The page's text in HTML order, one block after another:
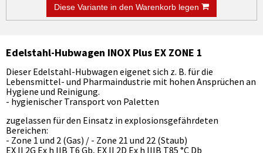
Diese Variante in den Warenkorb legen
Edelstahl-Hubwagen INOX Plus EX ZONE 1
Dieser Edelstahl-Hubwagen eigenet sich z. B. für die
Lebensmittel- und Pharmaindustrie mit hohen Ansprüchen an
Hygiene und Reinigung.
- hygienischer Transport von Paletten
zugelassen für den Einsatz in explosionsgefährdeten
Bereichen:
- Zone 1 und 2 (Gas) / - Zone 21 und 22 (Staub)
EX II 2G Ex h IIB T6 Gb, EX II 2D Ex h IIIB T85 °C Db